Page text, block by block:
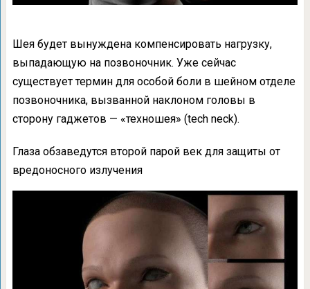
Шея будет вынуждена компенсировать нагрузку,
выпадающую на позвоночник. Уже сейчас
существует термин для особой боли в шейном отделе
позвоночника, вызванной наклоном головы в
сторону гаджетов — «техношея» (tech neck).
Глаза обзаведутся второй парой век для защиты от
вредоносного излучения